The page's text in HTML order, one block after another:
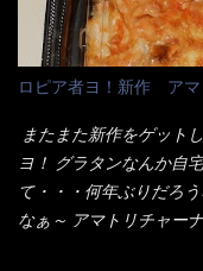
いから、2枚乗せにし
チャルメラや日清から
ん！！ 酸っぱくしたら
メシは、宮崎辛麺にし
んだか紙に巻かれた棒
り見慣れない姿・・・
明なトレイに並んだ棒
がかかる） 袋の裏側を
それなばらと冷蔵庫に
ロピア者ヨ！新作 アマ
またまた新作をゲット
ヨ！ グラタンなんか自
て・・・何年ぶりだろ
なぁ～ アマトリチャー